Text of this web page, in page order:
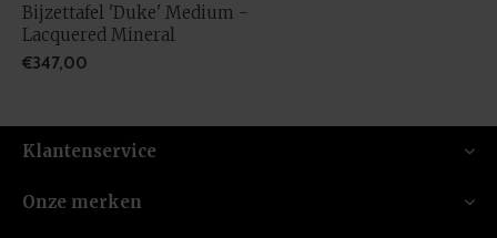
Bijzettafel 'Duke' Medium -
Lacquered Mineral
€347,00
Klantenservice
Onze merken